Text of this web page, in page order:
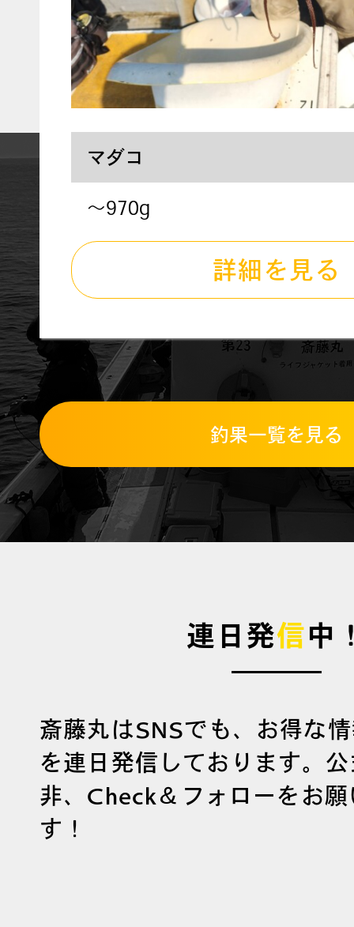
マダコ
～970g
詳細を見る
釣果一覧を見る
連日発信中
斎藤丸はSNSでも、お得な
を連日発信しております。
非、Check＆フォローをお
す！